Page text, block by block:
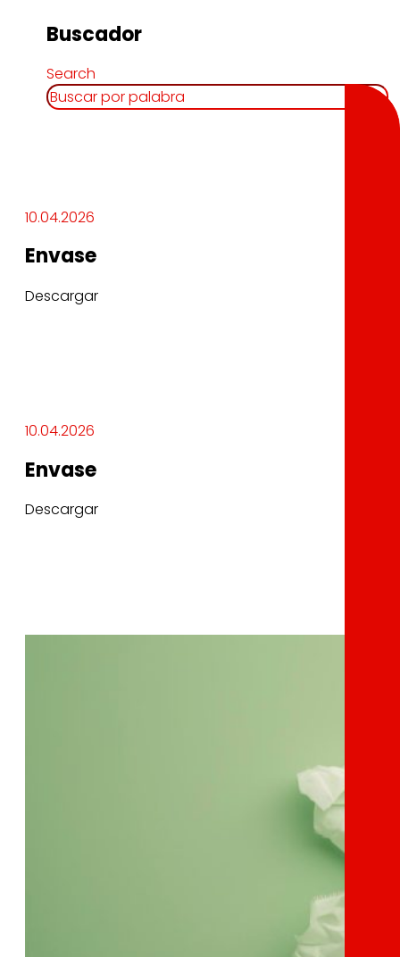
Buscador
Search
10.04.2026
Envase
Descargar
10.04.2026
Envase
Descargar